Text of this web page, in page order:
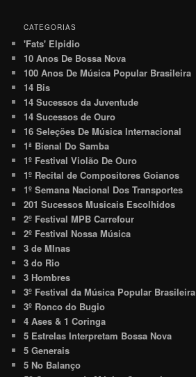
CATEGORIAS
'Fats' Elpidio
10 Anos De Bossa Nova
100 Anos De Música Popular Brasileira
14 Bis
14 Sucessos da Juventude
14 Sucessos de Ouro
16 Seleções De Música Internacional
1ª Bienal Do Samba
1º Festival Violão De Ouro
1º Recital de Compositores Goianos
1º Semana Nacional Dos Transportes
201 Sucessos Musicais Escolhidos
2º Festival MPB Carrefour
2º Festival Nossa Música
3 de MInas
3 do Rio
3 Hombres
3º Festival da Música Popular Brasileira
3º Ronco do Bugio
4 Ases & 1 Coringa
5 Estrelas Interpretam Bossa Nova
5 Generais
5 No Balanço